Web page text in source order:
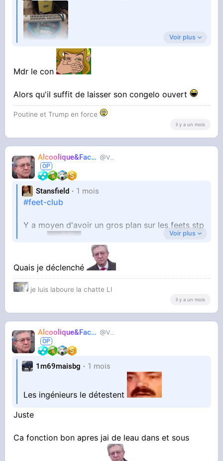
Titre les keys
Voir plus
Mdr le con
Alors qu'il suffit de laisser son congelo ouvert
Poutine et Trump en force
il y a un mois
Alcoolique&Facho Vaillant
Stansfield 1 mois
#feet-club
Y a moyen d'avoir un gros plan sur les feets stp
Voir plus
Quais je déclenché
je luis laboure la chatte Ll
il y a un mois
Alcoolique&Facho Vaillant
1m69maisbg 1 mois
Les ingénieurs le détestent
Juste
Ca fonction bon apres jai de leau dans et sous